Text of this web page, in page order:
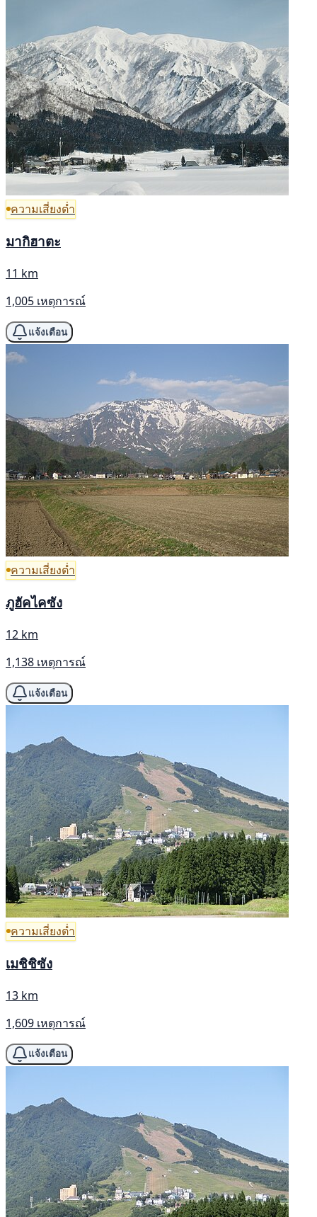
ความเสี่ยงต่ำ
มากิฮาตะ
11 km
1,005 เหตุการณ์
แจ้งเตือน
ความเสี่ยงต่ำ
ภูฮัคไคซัง
12 km
1,138 เหตุการณ์
แจ้งเตือน
ความเสี่ยงต่ำ
เมชิชิซัง
13 km
1,609 เหตุการณ์
แจ้งเตือน